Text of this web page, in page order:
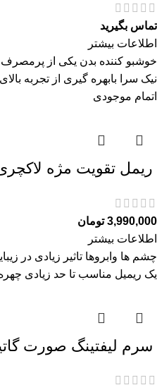
تماس بگیرید
اطلاعات بیشتر
خوشبو کننده بدن یکی از
نیک سرا بابهره گیری از تجربه
اتمام موجودی
ريمل تقويت مژه
3,990,000 تومان
اطلاعات بیشتر
چشم ها وابروها تاثیر زیادی در
یک ریمیل مناسب تا حد زیادی
سرم ليفتينگ صورت